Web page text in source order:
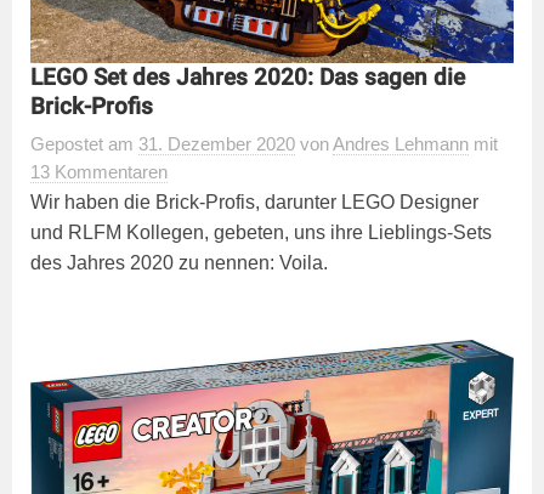
LEGO Set des Jahres 2020: Das sagen die
Brick-Profis
Gepostet am 31. Dezember 2020 vonAndres Lehmann mit
13 Kommentaren
Wir haben die Brick-Profis, darunter LEGO Designer
und RLFM Kollegen, gebeten, uns ihre Lieblings-Sets
des Jahres 2020 zu nennen: Voila.